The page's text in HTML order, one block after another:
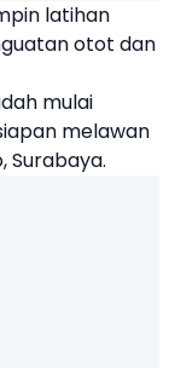
latihan
otot dan
mulai
melawan
Surabaya.